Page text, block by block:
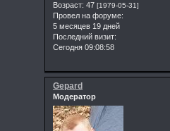
Возраст: 47 [1979-05-31]
Провел на форуме:
5 месяцев 19 дней
Последний визит:
Сегодня 09:08:58
Gepard
Модератор